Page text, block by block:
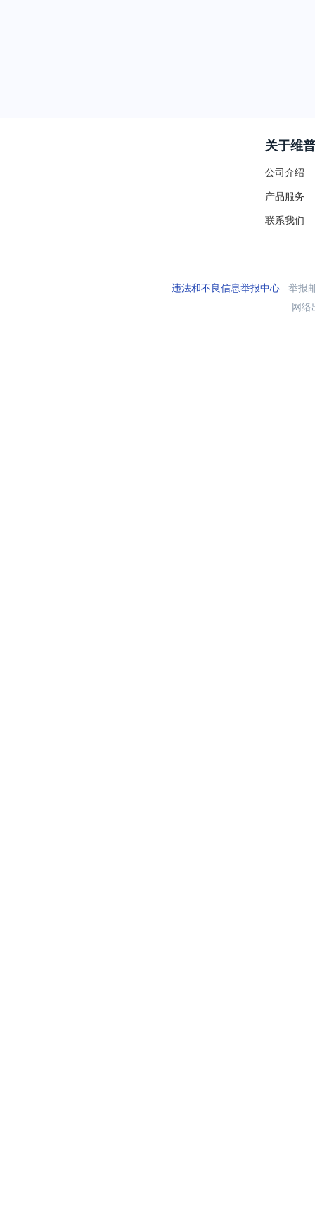
关于维普
公司介绍
产品服务
联系我们
违法和不良信息举报中心举报
网